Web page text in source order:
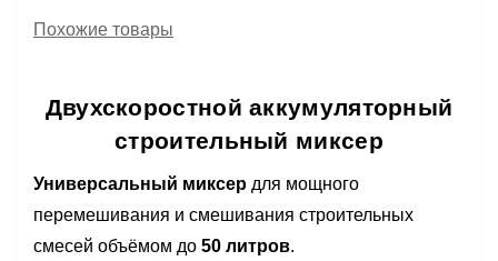
Похожие товары
Двухскоростной аккумуляторный
строительный миксер
Универсальный миксер для мощного
перемешивания и смешивания строительных
смесей объёмом до 50 литров.